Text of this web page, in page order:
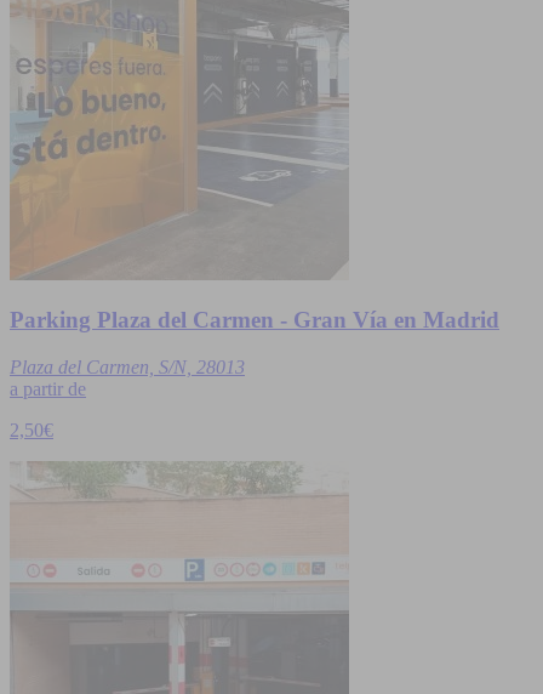
Parking Plaza del Carmen - Gran Vía en Madrid
Plaza del Carmen, S/N, 28013
a partir de
2,50€